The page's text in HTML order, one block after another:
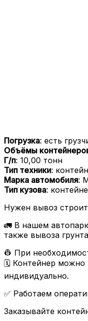
Погрузка: есть
Объёмы
Г/п: 10,00 тонн
Тип техники:
Марка автомобиля:
Тип кузова:
Нужен вывоз
🚛 В нашем
также вывоза
👷 При
🗓 Контейнер можно
индивидуально.
✅ Работаем
Заказывайте